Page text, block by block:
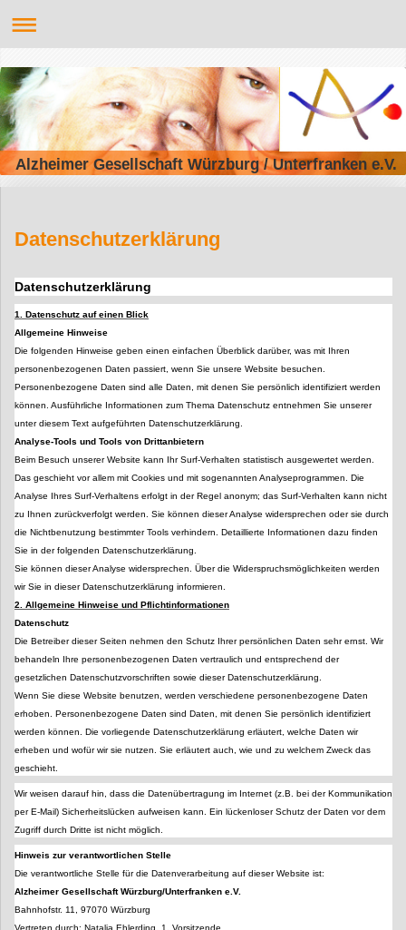
Alzheimer Gesellschaft Würzburg / Unterfranken e.V.
Datenschutzerklärung
Datenschutzerklärung
1. Datenschutz auf einen Blick
Allgemeine Hinweise
Die folgenden Hinweise geben einen einfachen Überblick darüber, was mit Ihren
personenbezogenen Daten passiert, wenn Sie unsere Website besuchen.
Personenbezogene Daten sind alle Daten, mit denen Sie persönlich identifiziert werden
können. Ausführliche Informationen zum Thema Datenschutz entnehmen Sie unserer
unter diesem Text aufgeführten Datenschutzerklärung.
Analyse-Tools und Tools von Drittanbietern
Beim Besuch unserer Website kann Ihr Surf-Verhalten statistisch ausgewertet werden.
Das geschieht vor allem mit Cookies und mit sogenannten Analyseprogrammen. Die
Analyse Ihres Surf-Verhaltens erfolgt in der Regel anonym; das Surf-Verhalten kann nicht
zu Ihnen zurückverfolgt werden. Sie können dieser Analyse widersprechen oder sie durch
die Nichtbenutzung bestimmter Tools verhindern. Detaillierte Informationen dazu finden
Sie in der folgenden Datenschutzerklärung.
Sie können dieser Analyse widersprechen. Über die Widerspruchsmöglichkeiten werden
wir Sie in dieser Datenschutzerklärung informieren.
2. Allgemeine Hinweise und Pflichtinformationen
Datenschutz
Die Betreiber dieser Seiten nehmen den Schutz Ihrer persönlichen Daten sehr ernst. Wir
behandeln Ihre personenbezogenen Daten vertraulich und entsprechend der
gesetzlichen Datenschutzvorschriften sowie dieser Datenschutzerklärung.
Wenn Sie diese Website benutzen, werden verschiedene personenbezogene Daten
erhoben. Personenbezogene Daten sind Daten, mit denen Sie persönlich identifiziert
werden können. Die vorliegende Datenschutzerklärung erläutert, welche Daten wir
erheben und wofür wir sie nutzen. Sie erläutert auch, wie und zu welchem Zweck das
geschieht.
Wir weisen darauf hin, dass die Datenübertragung im Internet (z.B. bei der Kommunikation
per E-Mail) Sicherheitslücken aufweisen kann. Ein lückenloser Schutz der Daten vor dem
Zugriff durch Dritte ist nicht möglich.
Hinweis zur verantwortlichen Stelle
Die verantwortliche Stelle für die Datenverarbeitung auf dieser Website ist:
Alzheimer Gesellschaft Würzburg/Unterfranken e.V.
Bahnhofstr. 11, 97070 Würzburg
Vertreten durch: Natalia Ehlerding, 1. Vorsitzende